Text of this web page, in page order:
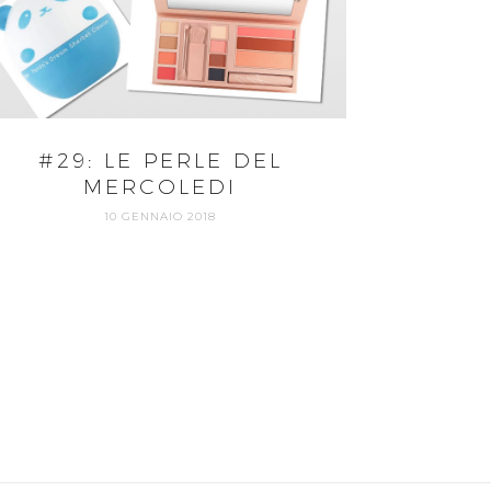
#29: LE PERLE DEL
MERCOLEDI
10 GENNAIO 2018